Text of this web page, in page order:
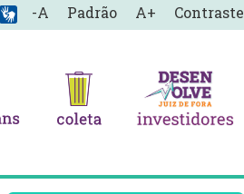
-A Padrão A+ Contraste